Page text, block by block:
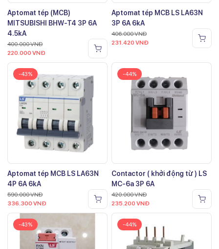
Aptomat tép (MCB)
MITSUBISHI BHW-T4 3P 6A
4.5kA
400.000VNĐ
220.000 VNĐ
Aptomat tép MCB LS LA63N
3P 6A 6kA
406.000VNĐ
231.420 VNĐ
-43%
Aptomat tép MCB LS LA63N
4P 6A 6kA
590.000VNĐ
336.300 VNĐ
-44%
Contactor ( khởi động từ ) LS
MC-6a 3P 6A
420.000VNĐ
235.200 VNĐ
-43% -44%